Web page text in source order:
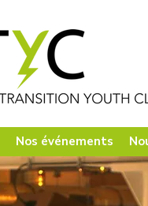
Nos événements